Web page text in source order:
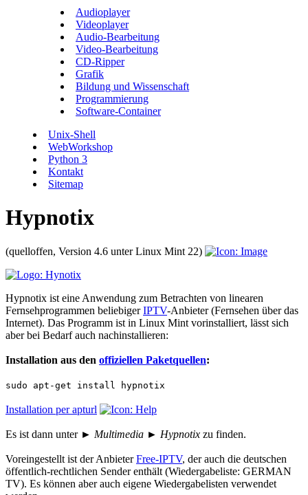
Audioplayer
Videoplayer
Audio-Bearbeitung
Video-Bearbeitung
CD-Ripper
Grafik
Bildung und Wissenschaft
Programmierung
Software-Container
Unix-Shell
WebWorkshop
Python 3
Kontakt
Sitemap
Hypnotix
(quelloffen, Version 4.6 unter Linux Mint 22)
Hypnotix ist eine Anwendung zum Betrachten von linearen
Fernsehprogrammen beliebigerIPTV-Anbieter (Fernsehen über das
Internet). Das Programm ist in Linux Mint vorinstalliert, lässt sich
aber bei Bedarf auch nachinstallieren:
Installation aus den offiziellen Paketquellen:
sudo apt-get install hypnotix
Installation per apturl
Es ist dann unter ► Multimedia ► Hypnotix zu finden.
Voreingestellt ist der AnbieterFree-IPTV, der auch die deutschen
öffentlich-rechtlichen Sender enthält (Wiedergabeliste: GERMAN
TV). Es können aber auch eigene Wiedergabelisten verwendet